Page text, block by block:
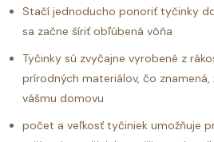
Stačí jednoducho ponoriť tyčinky
sa začne šíriť obľúbená vôňa
Tyčinky sú zvyčajne vyrobené z
prírodných materiálov, čo
vášmu domovu
počet a veľkosť tyčiniek umožňuje